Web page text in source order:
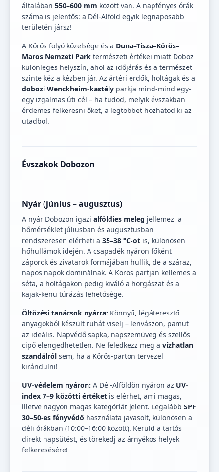
általában 550–600 mm között van. A napfényes órák
száma is jelentős: a Dél-Alföld egyik legnaposabb
területén jársz!
A Körös folyó közelsége és a Duna–Tisza–Körös–
Maros Nemzeti Park természeti értékei miatt Doboz
különleges helyszín, ahol az időjárás és a természet
szinte kéz a kézben jár. Az ártéri erdők, holtágak és a
dobozi Wenckheim-kastély parkja mind-mind egy-
egy izgalmas úti cél – ha tudod, melyik évszakban
érdemes felkeresni őket, a legtöbbet hozhatod ki az
utadból.
Évszakok Dobozon
Nyár (június – augusztus)
A nyár Dobozon igazi alföldies meleg jellemez: a
hőmérséklet júliusban és augusztusban
rendszeresen elérheti a 35–38 °C-ot is, különösen
hőhullámok idején. A csapadék nyáron főként
záporok és zivatarok formájában hullik, de a száraz,
napos napok dominálnak. A Körös partján kellemes a
séta, a holtágakon pedig kiváló a horgászat és a
kajak-kenu túrázás lehetősége.
Öltözési tanácsok nyárra: Könnyű, légáteresztő
anyagokból készült ruhát viselj – lenvászon, pamut
az ideális. Napvédő sapka, napszemüveg és szellős
cipő elengedhetetlen. Ne feledkezz meg a vízhatlan
szandálról sem, ha a Körös-parton tervezel
kirándulni!
UV-védelem nyáron: A Dél-Alföldön nyáron az UV-
index 7–9 közötti értéket is elérhet, ami magas,
illetve nagyon magas kategóriát jelent. Legalább SPF
30–50-es fényvédő használata javasolt, különösen a
déli órákban (10:00–16:00 között). Kerüld a tartós
direkt napsütést, és törekedj az árnyékos helyek
felkeresésére!